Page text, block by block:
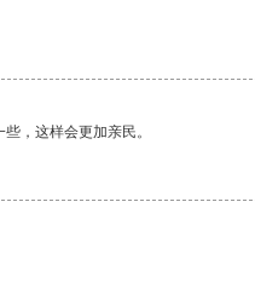
，这样会更加亲民。